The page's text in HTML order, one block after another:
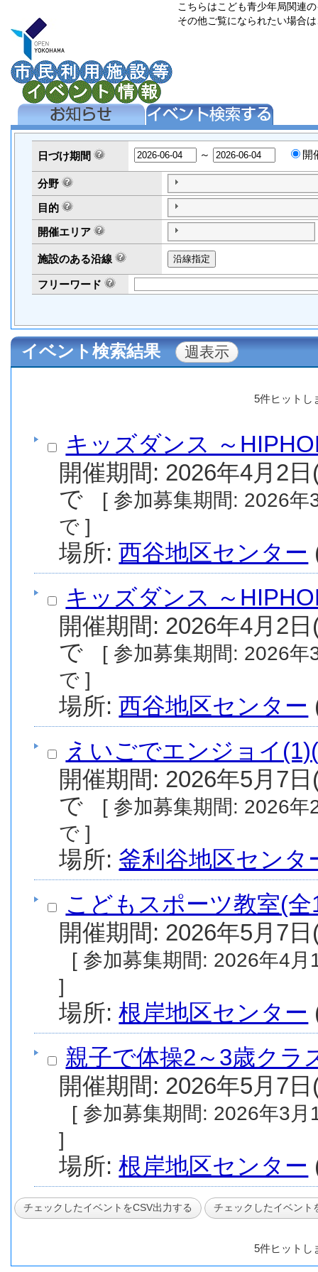
こちらはこども青少年局関連
その他ご覧になられたい場合
日づけ期間 ～ 開
分野
目的
開催エリア
施設のある沿線
フリーワード
イベント検索結果
5件ヒットし
キッズダンス ～
開催期間: 2026年4月2
[ 参加募集期間: 2026年3月15日(日) から 2026年4月1日(水) ま
で ]
場所:西谷地区センター
キッズダンス ～
開催期間: 2026年4月2
[ 参加募集期間: 2026年3月15日(日) から 2026年4月1日(水) ま
で ]
場所:西谷地区センター
えいごでエンジョイ
開催期間: 2026年5月7
[ 参加募集期間: 2026年2月1日(日) から 2026年4月23日(木) ま
で ]
場所: 釜利谷地区センタ
こどもスポーツ教室(全
開催期間: 2026年5月7
[ 参加募集期間: 2026年4月13日(月) から 2026年4月30日(木) まで
]
場所:根岸地区センター
親子で体操2～3歳クラ
開催期間: 2026年5月7
[ 参加募集期間: 2026年3月12日(木) から 2026年4月30日(木) まで
]
場所:根岸地区センター
5件ヒットし